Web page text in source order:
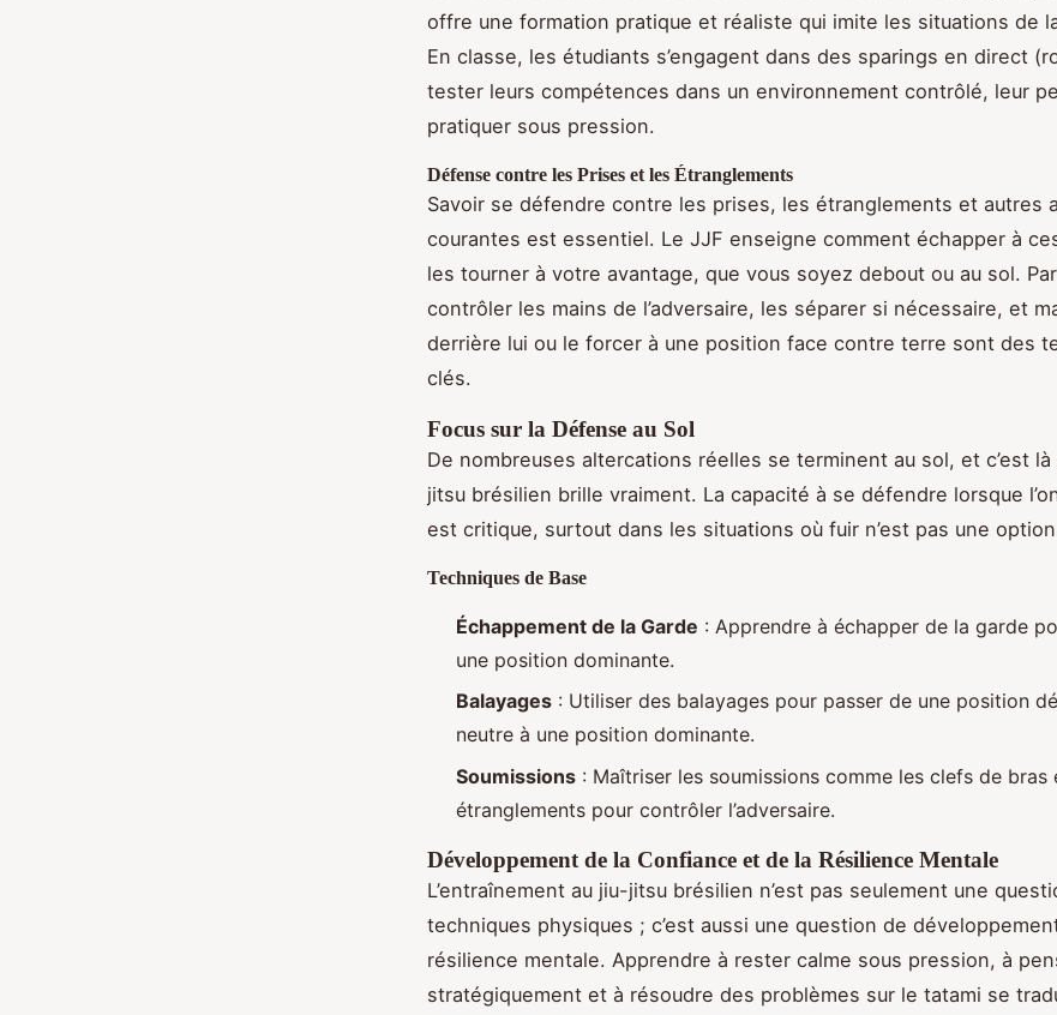
offre une formation pratique et réaliste qui imite les situations de
En classe, les étudiants s’engagent dans des sparings en direct
tester leurs compétences dans un environnement contrôlé, leur
pratiquer sous pression.
Défense contre les Prises et les Étranglements
Savoir se défendre contre les prises, les étranglements et autres
courantes est essentiel. Le JJF enseigne comment échapper à
les tourner à votre avantage, que vous soyez debout ou au sol.
contrôler les mains de l’adversaire, les séparer si nécessaire, et
derrière lui ou le forcer à une position face contre terre sont des
clés.
Focus sur la Défense au Sol
De nombreuses altercations réelles se terminent au sol, et c’est
jitsu brésilien brille vraiment. La capacité à se défendre lorsque
est critique, surtout dans les situations où fuir n’est pas une
Techniques de Base
Échappement de la Garde : Apprendre à échapper de la garde
une position dominante.
Balayages : Utiliser des balayages pour passer de une position
neutre à une position dominante.
Soumissions : Maîtriser les soumissions comme les clefs de bras
étranglements pour contrôler l’adversaire.
Développement de la Confiance et de la Résilience Mentale
L’entraînement au jiu-jitsu brésilien n’est pas seulement une
techniques physiques ; c’est aussi une question de
résilience mentale. Apprendre à rester calme sous pression, à
stratégiquement et à résoudre des problèmes sur le tatami se